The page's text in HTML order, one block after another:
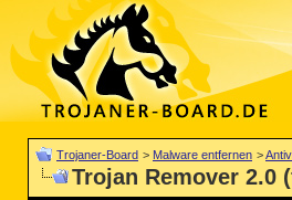
Trojaner-Board > Malware entfernen >
Trojan Remover 2.0